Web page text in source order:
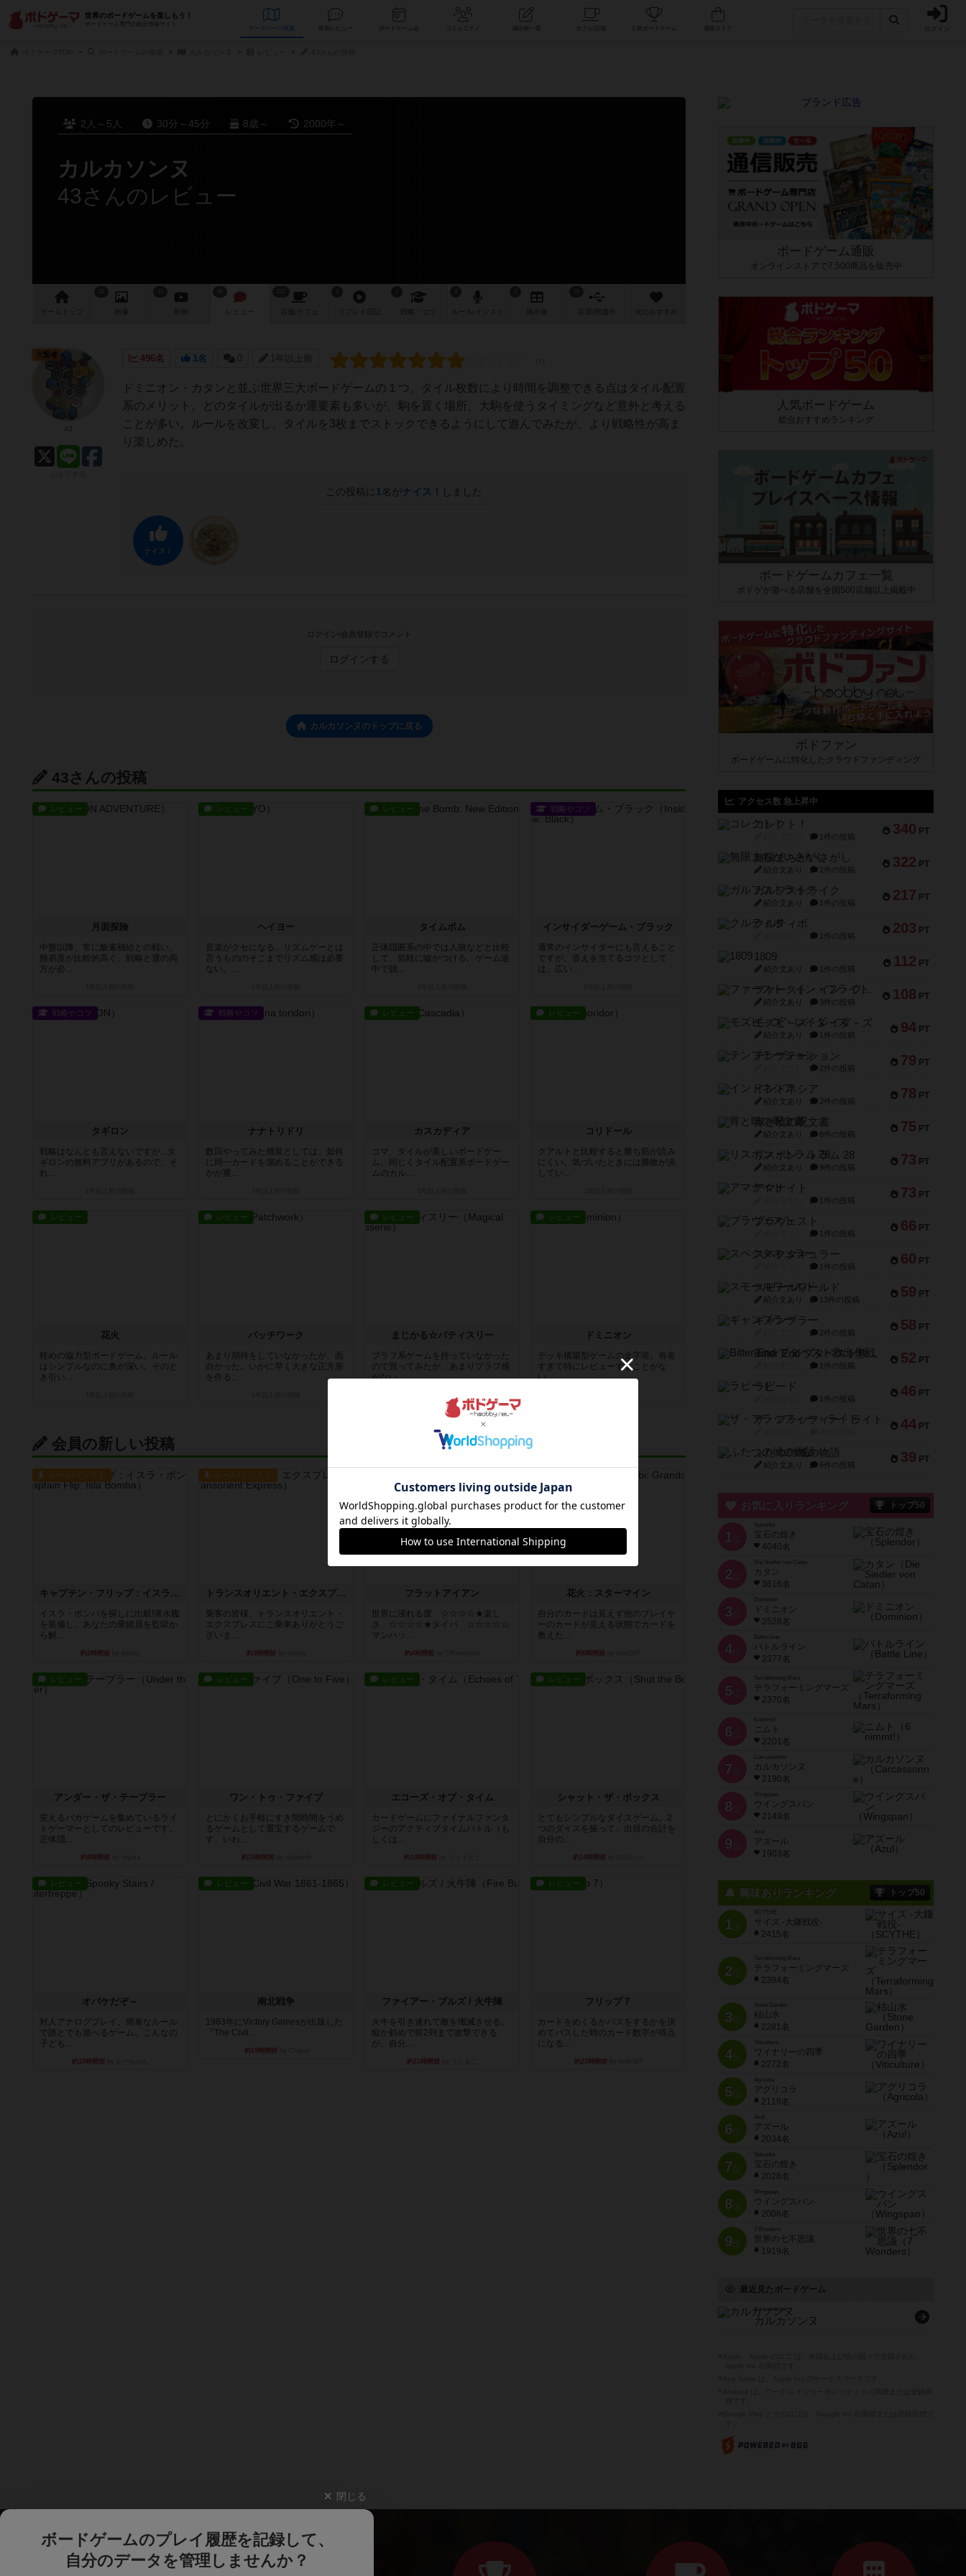
世界のボードゲームを楽しもう！
ボードゲーム専門の総合情報サイト
データベース コミュニティ 人気ボードゲーム ログイン
2人～5人 30分～45分 8歳～ 2000年～
カルカソンヌ
43さんのレビュー
ゲーム 画像 レビュー 店舗/ カフェ 戦略
76
作 次のおすすめ
496名 1名 0 1年以上前
ドミニオン・カタンと並ぶ世界三大ボードゲームの１つ。タイル枚数により時間を調整できる点はタイル配置
系のメリット。どのタイルが出るか運要素も多いが、駒を置く場所、大駒を使うタイミングなど意外と考える
ことが多い。ルールを改変し、タイルを3枚までストックできるようにして遊んでみたが、より戦略性が高ま
り楽しめた。
この投稿に 1 名がナイス！ しました
ナイス！
大賢者
ログイン/会員登録でコメント
ログインする
カルカソンヌのトップに戻る
43さんの投稿
レビュー
月面探険
中盤以降、常に酸素補給との戦い。
難易度が比較的高く、戦略と運の両
方が必...
レビュー
ヘイヨー
音楽がクセになる。リズムゲーとは
言うもののそこまでリズム感は必要
ない。...
レビュー
タイムボム
正体隠匿系の中では人狼などと比較
して、気軽に嘘がつける。ゲーム途
中で脱...
戦略やコツ
インサイダーゲーム・ブラック
通常のインサイダーにも言えること
ですが、答えを当てるコツとして
は、広い...
戦略やコツ
タギロン
戦略はなんとも言えないですが...タ
ギロンの無料アプリがあるので、そ
れ...
戦略やコツ
ナナトリドリ
数回やってみた感覚としては、如何
に同一カードを溜めることができる
かが重...
レビュー
カスカディア
コマ、タイルが美しいボードゲー
ム。同じくタイル配置系ボードゲー
ムのカル...
レビュー
コリドール
クアルトと比較すると勝ち筋が読み
にくい。気づいたときには勝敗が決
してい...
レビュー
花火
軽めの協力型ボードゲーム。ルール
はシンプルなのに奥が深い。そのと
き引い...
レビュー
パッチワーク
あまり期待をしていなかったが、面
白かった。いかに早く大きな正方形
を作る...
レビュー
まじかる☆パティスリー
ブラフ系ゲームを持っていなかった
ので買ってみたが、あまりブラフ感
がない...
レビュー
ドミニオン
デッキ構築型ゲームの金字塔。有名
すぎて特にレビューすることがな
い......
会員の新しい投稿
ルール/インスト
キャプテン・フリップ：イスラ・ボンバ
イスラ・ボンバを探しに出航!潜水艦
を装備し、あなたの乗組員を監獄か
ら解...
約2時間前
ルール/インスト
トランスオリエント・エクスプレス
乗客の皆様、トランスオリエント・
エクスプレスにご乗車ありがとうご
ざいま...
約3時間前
フラットアイアン
世界に浸れる度 ☆☆☆☆★楽し
さ ☆☆☆☆★タイパ ☆☆☆☆☆
マンハッ...
約4時間前
花火：スターマイン
自分のカードは見えず他のプレイヤ
ーのカードが見える状態でカードを
教えた...
約6時間前
レビュー
アンダー・ザ・テーブラー
笑えるバカゲームを集めているライ
トゲーマーとしてのレビューです。
正体隠...
約8時間前
レビュー
ワン・トゥ・ファイブ
とにかくお手軽にすき間時間をうめ
るゲームとして重宝するゲームで
す。いわ...
約10時間前
レビュー
エコーズ・オブ・タイム
カードゲームにファイナルファンタ
ジーのアクティブタイムバトル（も
しくは...
約14時間前
レビュー
シャット・ザ・ボックス
とてもシンプルなダイスゲーム。2
つのダイスを振って、出目の合計を
自分の...
約14時間前
レビュー
オバケだぞ～
対人アナログプレイ。簡単なルール
で誰とでも遊べるゲーム。こんなの
子ども...
約15時間前
レビュー
南北戦争
1983年にVictory Gamesが出版した
『The Civil ...
約19時間前
レビュー
ファイアー・ブルズ / 火牛陣
火牛を引き連れて敵を殲滅させる。
縦か斜めで前2列まで攻撃できる
が、自分...
約21時間前
レビュー
フリップ７
カードをめくるかパスをするかを決
めてパスした時のカード数字が得点
になる...
約21時間前
ボードゲーム通販
オンラインストアで7,500商品を販売中
人気ボードゲーム
総合おすすめランキング
ボードゲームカフェ一覧
ボドゲが遊べる店舗を全国500店舗以上掲載中
ボドファン
ボードゲームに特化したクラウドファンディング
アクセス数 急上昇中
340 PT
コレクト！
1件の投稿
322 PT
無限まちがいさがし
紹介文あり 2件の投稿
217 PT
ガルフストライク
紹介文あり 1件の投稿
203 PT
クルティボ
1件の投稿
112 PT
1809
紹介文あり 1件の投稿
108 PT
ファースト・イン・フライト
紹介文あり 3件の投稿
94 PT
モズビ－ズ・レイダ－ズ
紹介文あり 1件の投稿
79 PT
テンプテーション
2件の投稿
78 PT
インドネシア
紹介文あり 2件の投稿
75 PT
宵と暁の呪文書
紹介文あり 8件の投稿
73 PT
リスボン・トラム 28
紹介文あり 9件の投稿
73 PT
アマナイト
1件の投稿
66 PT
ブラヴェスト
1件の投稿
60 PT
スペクタキュラー
1件の投稿
59 PT
スモールワールド
紹介文あり 13件の投稿
58 PT
ギャンブラー
2件の投稿
52 PT
Bitter End ブタペスト救出作戦
1件の投稿
46 PT
ラピード
1件の投稿
44 PT
ザ・フラッフィー・ライト
39 PT
ふたつの城の物語
紹介文あり 6件の投稿
お気に入りランキング トップ50
1 位
宝石の煌き
4040名
2 位
Die Siedler von Catan
カタン
3616名
3 位
ドミニオン
2528名
4位
Battle Line
バトルライン
2377名
5 位
Terraforming Mars
テラフォーミングマーズ
2370名
6 位
ニムト
2201名
7 位
Carcassonne
カルカソンヌ
2190名
8 位
Wingspan
ウイングスパン
2149名
9 位
Azul
アズール
1903名
興味ありランキング トップ50
1位
SCYTHE
サイズ -大鎌戦役-
2415名
2位
Terraforming Mars
テラフォーミングマーズ
2394名
3位
Stone Garden
枯山水
2281名
4位
Viticulture
ワイナリーの四季
2272名
5位
Agricola
アグリコラ
2119名
6位
Azul
アズール
2034名
7位
宝石の煌き
2028名
8位
Wingspan
ウイングスパン
2006名
9位
7 Wonders
世界の七不思議
1919名
最近見たボードゲーム
Carcassonne
カルカソンヌ
閉じる
ボードゲームのプレイ履歴を記録して、
自分のデータを管理しませんか？